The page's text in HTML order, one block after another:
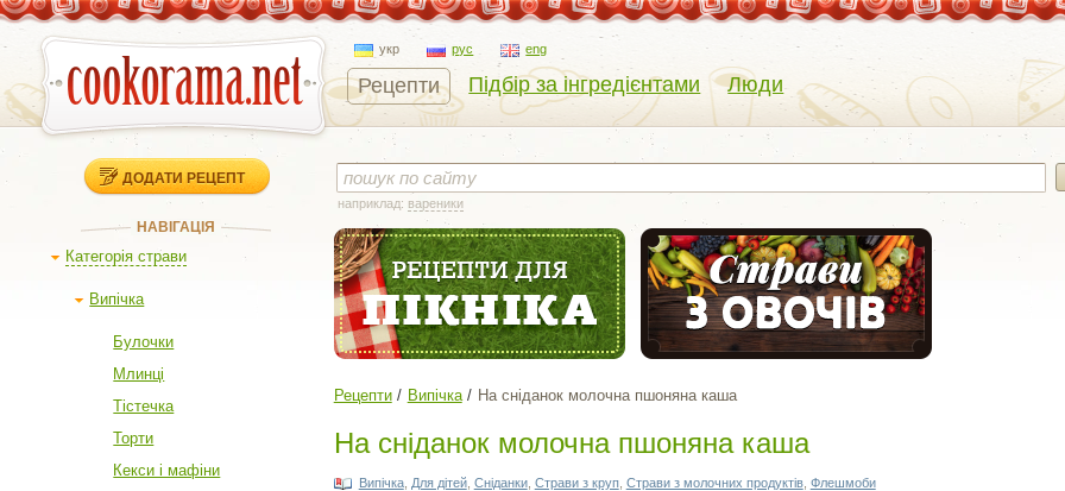
укр рус eng
Рецепти Підбір за інгредієнтами Люди
ДОДАТИ РЕЦЕПТ
НАВІГАЦІЯ
Категорія страви
Випічка
Булочки
Млинці
Тістечка
Торти
Кекси і мафіни
наприклад: вареники
Рецепти Випічка На сніданок молочна пшоняна каша
На сніданок молочна пшоняна каша
Випічка, Для дітей, Сніданки, Страви з круп, Страви з молочних продуктів, Флешмоби